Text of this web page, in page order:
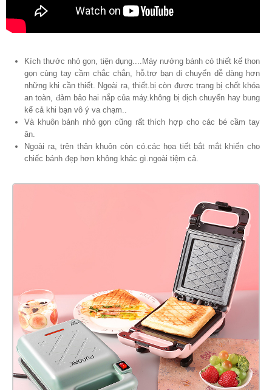
Kích thước nhỏ gọn, tiện dụng....Máy nướng bánh có thiết kế thon
gọn cùng tay cầm chắc chắn, hỗ.trợ bạn di chuyển dễ dàng hơn
những khi cần thiết. Ngoài ra, thiết.bị còn được trang bị chốt khóa
an toàn, đảm bảo hai nắp của máy.không bị dịch chuyển hay bung
kể cả khi bạn vô ý va chạm..
Và khuôn bánh nhỏ gọn cũng rất thích hợp cho các bé cầm tay
ăn.
Ngoài ra, trên thân khuôn còn có.các họa tiết bắt mắt khiến cho
chiếc bánh đẹp hơn không khác gì.ngoài tiệm cả.